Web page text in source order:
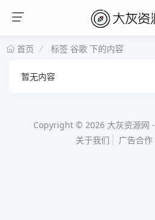
首页 标签 谷歌 下的内容
暂无内容
Copyright © 2026 大灰资源网 -
关于我们
广告合作